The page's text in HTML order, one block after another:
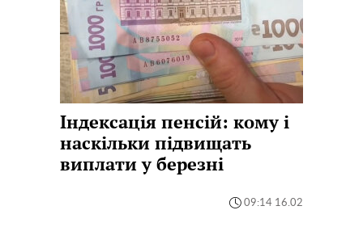
Індексація пенсій: кому і
наскільки підвищать
виплати у березні
09:14 16.02